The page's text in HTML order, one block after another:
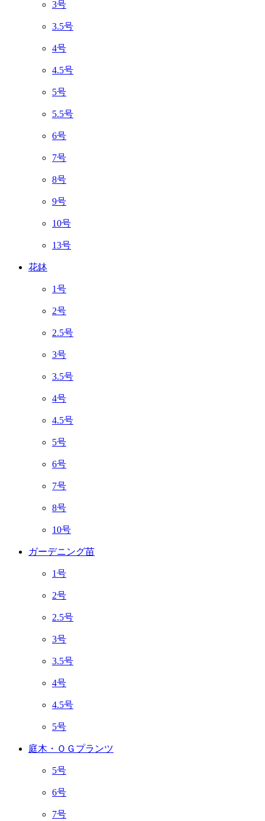
3号
3.5号
4号
4.5号
5号
5.5号
6号
7号
8号
9号
10号
13号
花鉢
1号
2号
2.5号
3号
3.5号
4号
4.5号
5号
6号
7号
8号
10号
ガーデニング苗
1号
2号
2.5号
3号
3.5号
4号
4.5号
5号
庭木・ＯＧプランツ
5号
6号
7号